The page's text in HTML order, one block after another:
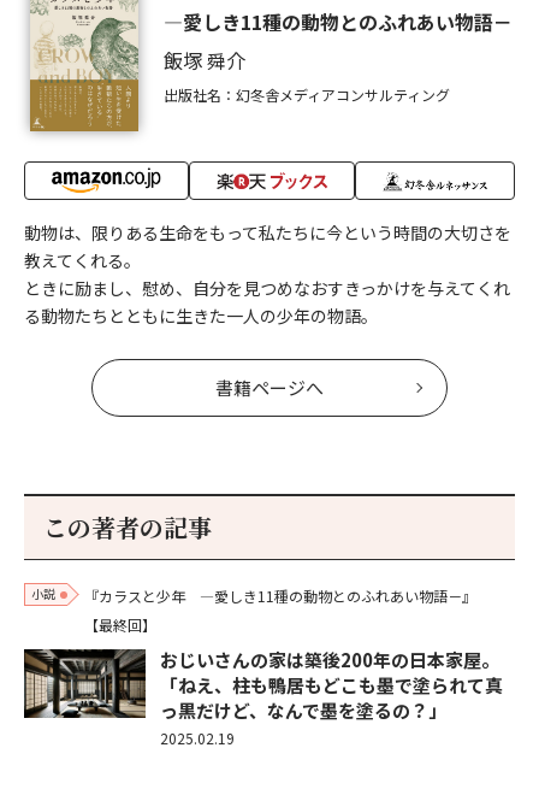
―愛しき11種の動物とのふれあい物語－
飯塚 舜介
出版社名：幻冬舎メディアコンサルティング
動物は、限りある生命をもって私たちに今という時間の大切さを
教えてくれる。
ときに励まし、慰め、自分を見つめなおすきっかけを与えてくれ
る動物たちとともに生きた一人の少年の物語。
書籍ページへ
この著者の記事
小説
『カラスと少年 ―愛しき11種の動物とのふれあい物語－』
【最終回】
おじいさんの家は築後200年の日本家屋。
「ねえ、柱も鴨居もどこも墨で塗られて真
っ黒だけど、なんで墨を塗るの？」
2025.02.19